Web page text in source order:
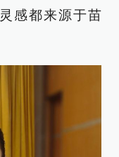
感都来源于苗